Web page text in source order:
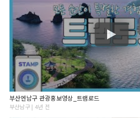
부산엔남구 관광홍보영상_트램로드
부산남구 | 4년 전